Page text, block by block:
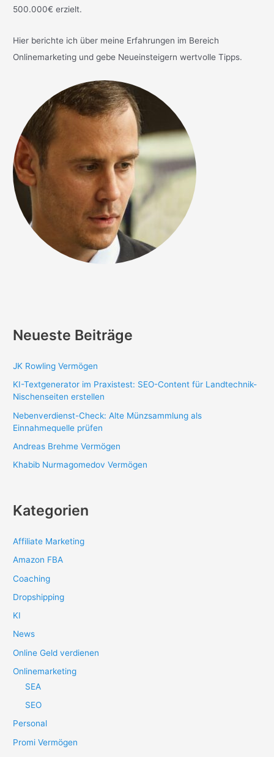
500.000€ erzielt.
Hier berichte ich über meine Erfahrungen im Bereich
Onlinemarketing und gebe Neueinsteigern wertvolle Tipps.
Neueste Beiträge
JK Rowling Vermögen
KI-Textgenerator im Praxistest: SEO-Content für Landtechnik-
Nischenseiten erstellen
Nebenverdienst-Check: Alte Münzsammlung als
Einnahmequelle prüfen
Andreas Brehme Vermögen
Khabib Nurmagomedov Vermögen
Kategorien
Affiliate Marketing
Amazon FBA
Coaching
Dropshipping
KI
News
Online Geld verdienen
Onlinemarketing
SEA
SEO
Personal
Promi Vermögen